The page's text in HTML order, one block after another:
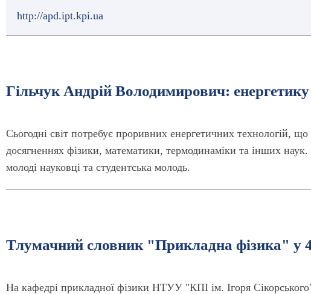
http://apd.ipt.kpi.ua
Гільчук Андрій Володимирович:
Сьогодні світ потребує проривних енергетичних технологій,
досягненнях фізики, математики, термодинаміки та інших
молоді науковці та студентська молодь.
Тлумачний словник "Прикладна фізика" у
На кафедрі прикладної фізики НТУУ "КПІ ім. Ігоря